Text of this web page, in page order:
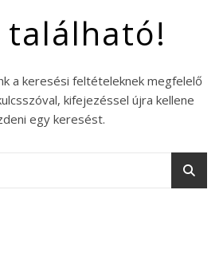
található!
a keresési feltételeknek megfelelő
kifejezéssel újra kellene
egy keresést.